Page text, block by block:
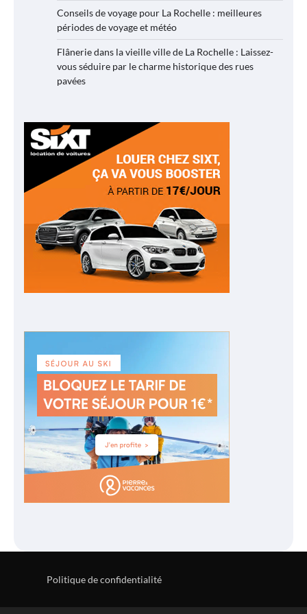
Conseils de voyage pour La Rochelle : meilleures
périodes de voyage et météo
Flânerie dans la vieille ville de La Rochelle : Laissez-
vous séduire par le charme historique des rues
pavées
Politique de confidentialité